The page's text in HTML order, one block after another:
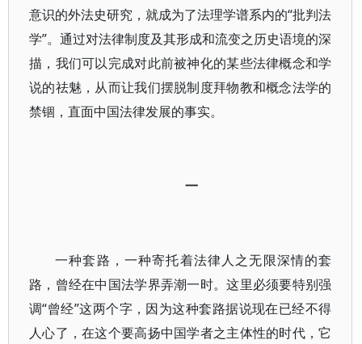
意识的外法史研究，就成为了法理学谱系内的“批判法
学”。通过对法律制度及其形成和流变之历史语境的深
描，我们可以完成对此前被神化的某些法律概念和学
说的祛魅，从而让我们摆脱制度拜物教和概念法学的
禁锢，直面中国法律发展的事实。
一
一种套路，一种寄托着法律人之无限深情的套
路，曾经在中国法学界弄潮一时。这里必须要特别强
调“曾经”这两个字，因为这种套路据说现在已经不得
人心了，在这个要高扬中国学者之主体性的时代，它